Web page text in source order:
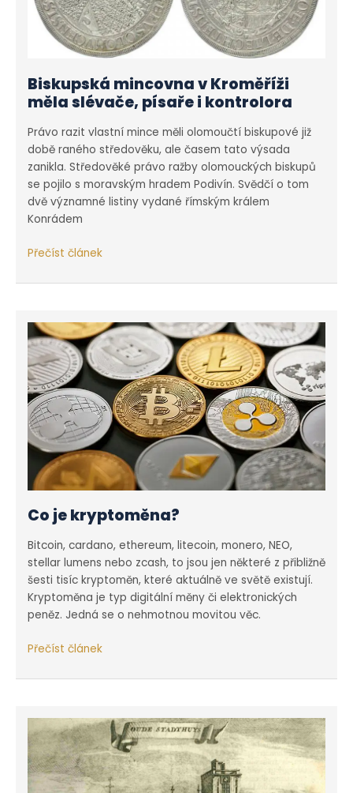
Biskupská mincovna v Kroměříži
měla slévače, písaře i kontrolora
Právo razit vlastní mince měli olomoučtí biskupové již
době raného středověku, ale časem tato výsada
zanikla. Středověké právo ražby olomouckých biskupů
se pojilo s moravským hradem Podivín. Svědčí o tom
dvě významné listiny vydané římským králem
Konrádem
Biskupská
v Kroměříži
slévače,
písaře
i kontrolora
Přečíst článek
Co je kryptoměna?
Bitcoin, cardano, ethereum, litecoin, monero, NEO,
stellar lumens nebo zcash, to jsou jen některé z přibližně
šesti tisíc kryptoměn, které aktuálně ve světě existují.
Kryptoměna je typ digitální měny či elektronických
peněz. Jedná se o nehmotnou movitou věc.
Co
kryptoměna?
Přečíst článek